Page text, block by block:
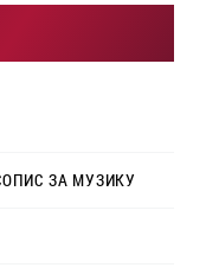
ЗА МУЗИКУ